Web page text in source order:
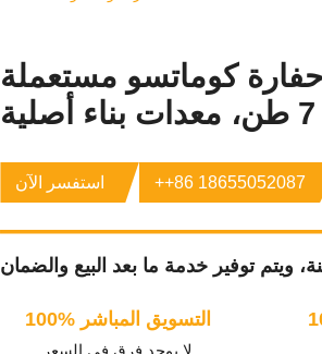
حفارة كوماتسو مستعملة PC78us، حفارة كوماتسو
استفسر الآن ++86 18655052087
100% التسويق المباشر